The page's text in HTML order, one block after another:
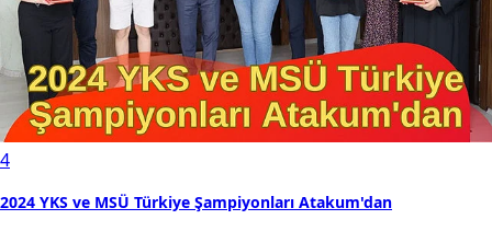
4
2024 YKS ve MSÜ Türkiye Şampiyonları Atakum'dan